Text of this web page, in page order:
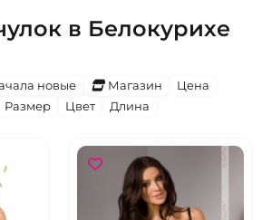
в Белокурихе
новые Магазин
Цена
Размер Цвет Длина